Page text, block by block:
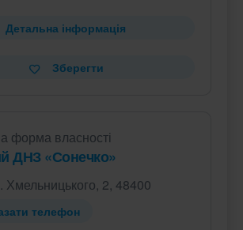
Детальна інформація
Зберегти
форма власності
ДНЗ «Сонечко»
Хмельницького, 2, 48400
телефон